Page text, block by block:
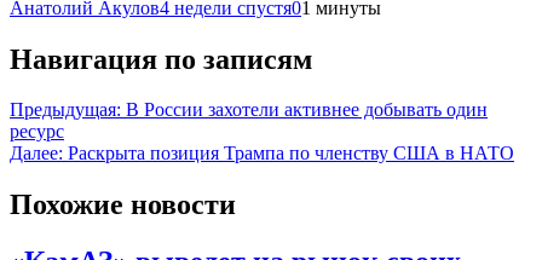
Анатолий Акулов4 недели спустя01 минуты
Навигация по записям
Предыдущая: В России захотели активнее добывать один
ресурс
Далее: Раскрыта позиция Трампа по членству США в НАТО
Похожие новости